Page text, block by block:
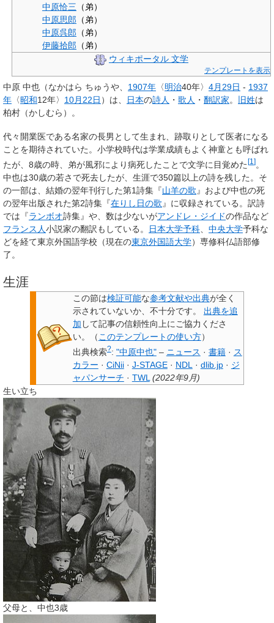
中原恰三 （弟）
中原思郎 （弟）
中原呉郎 （弟）
伊藤拾郎 （弟）
ウィキポータル 文学
テンプレートを表示
中原 中也 （なかはら ちゅうや、 1907年 〈明治40年〉 4月29日 - 1937
年 〈昭和12年〉 10月22日 ）は、 日本の詩人 ・ 歌人 ・ 翻訳家。 旧姓は
柏村（かしむら）。
代々開業医である名家の長男として生まれ、跡取りとして医者になる
ことを期待されていた。小学校時代は学業成績もよく神童とも呼ばれ
たが、8歳の時、弟が風邪により病死したことで文学に目覚めた [1 ] 。
中也は30歳の若さで死去したが、生涯で350篇以上の詩を残した。そ
の一部は、結婚の翌年刊行した第1詩集『山羊の歌 』および中也の死
の翌年出版された第2詩集『在りし日の歌 』に収録されている。訳詩
では『ランボオ詩集』や、数は少ないがアンドレ・ジイドの作品など
フランス人小説家の翻訳もしている。 日本大学予科 中央大学予科な
どを経て東京外国語学校（現在の東京外国語大学）専修科仏語部修
了。
生涯
この節は検証可能な参考文献や出典が全く
示されていないか、不十分です。
出典を追
加 して記事の信頼性向上にご協力くださ
い。
（このテンプレートの使い方）
出典検索?: "中原中也" – ニュース · 書籍 · ス
カラー · CiNii · J-STAGE · NDL · dlib.jp · ジ
ャパンサーチ · TWL (2022年9月)
生い立ち
父母と、中也3歳